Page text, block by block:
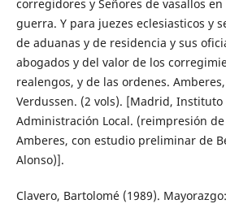
corregidores y Señores de vasallos
guerra. Y para juezes eclesiasticos y
de aduanas y de residencia y sus
abogados y del valor de los
realengos, y de las ordenes.
Verdussen. (2 vols). [Madrid, Instituto
Administración Local. (reimpresión
Amberes, con estudio preliminar de
Alonso)].
Clavero, Bartolomé (1989).